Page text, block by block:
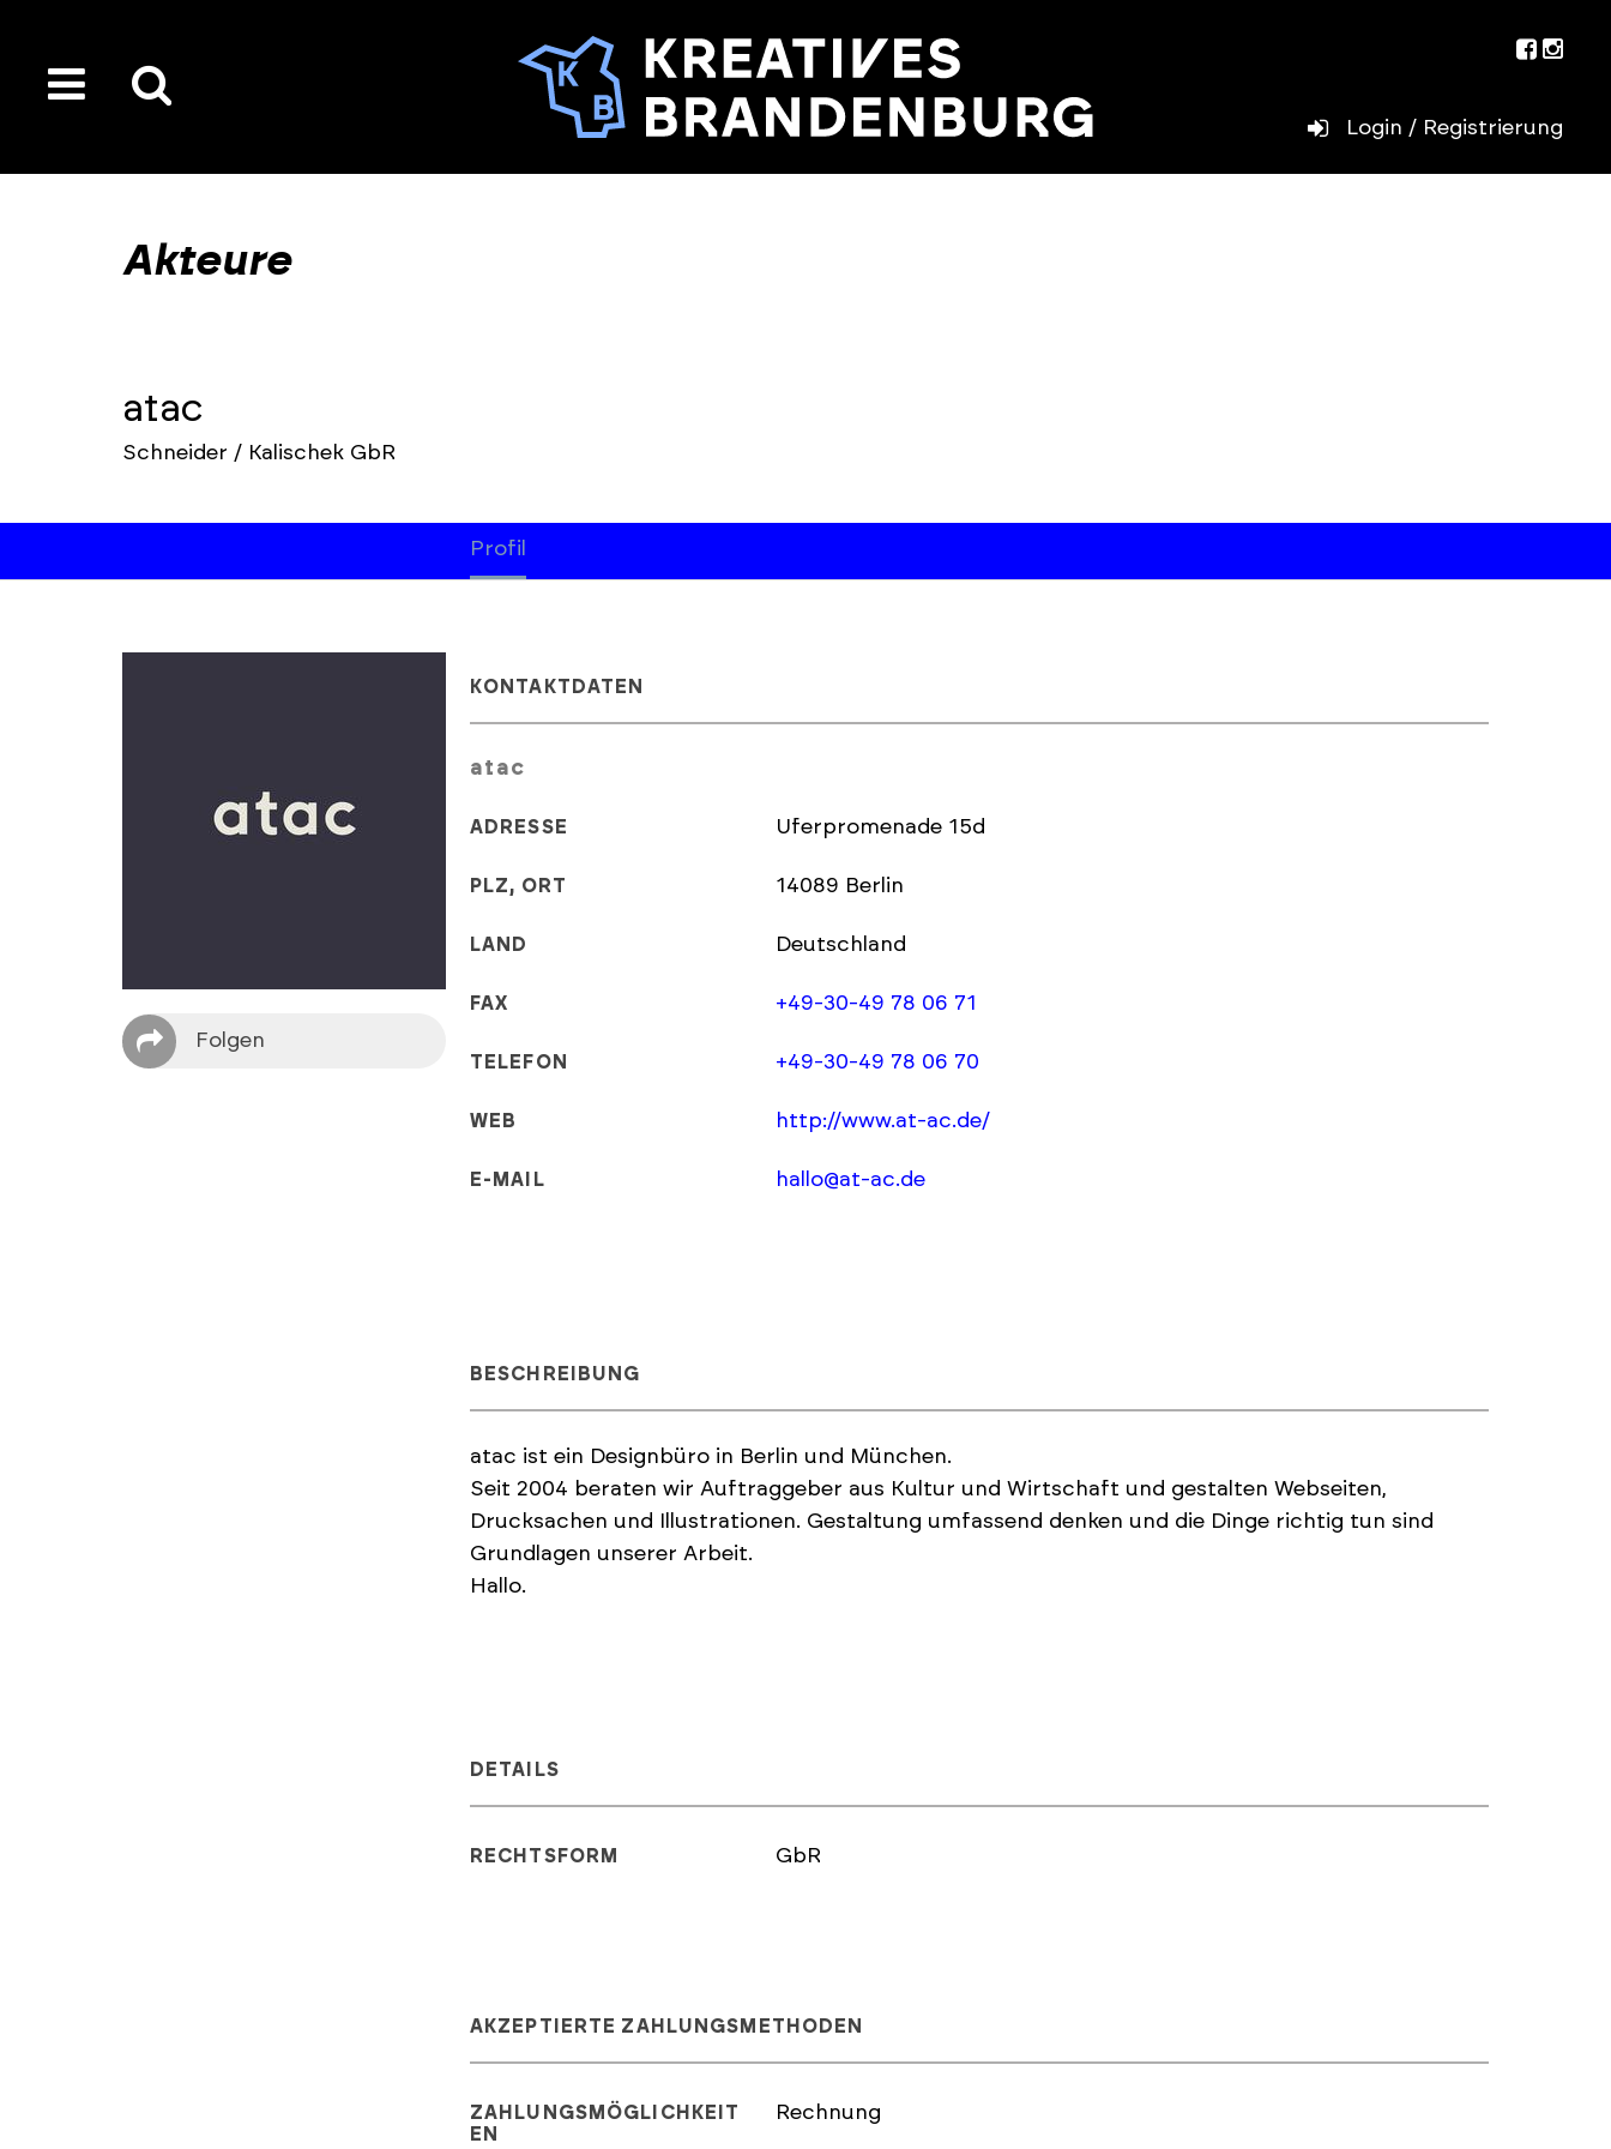
toggle
der
Seite
Login / Registrierung
Akteure
atac
Schneider / Kalischek GbR
Profil
Folgen
KONTAKTDATEN
atac
ADRESSE Uferpromenade 15d
PLZ, ORT 14089 Berlin
LAND Deutschland
FAX +49-30-49 78 06 71
TELEFON +49-30-49 78 06 70
WEB http://www.at-ac.de/
E-MAIL hallo@at-ac.de
BESCHREIBUNG
atac ist ein Designbüro in Berlin und München.
Seit 2004 beraten wir Auftraggeber aus Kultur und Wirtschaft und gestalten Webseiten,
Drucksachen und Illustrationen. Gestaltung umfassend denken und die Dinge richtig tun sind
Grundlagen unserer Arbeit.
Hallo.
DETAILS
RECHTSFORM GbR
AKZEPTIERTE ZAHLUNGSMETHODEN
ZAHLUNGSMÖGLICHKEIT
EN
Rechnung